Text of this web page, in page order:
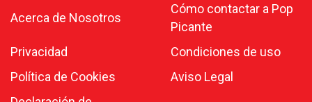
Acerca de Nosotros
Cómo contactar a Pop
Picante
Privacidad
Condiciones de uso
Política de Cookies
Aviso Legal